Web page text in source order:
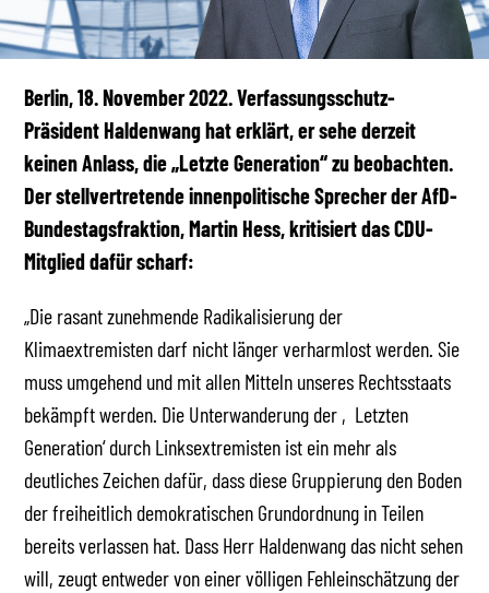
Berlin, 18. November 2022.Verfassungsschutz-
Präsident Haldenwang hat erklärt, er sehe derzeit
keinen Anlass, die „Letzte Generation“ zu beobachten.
Der stellvertretende innenpolitische Sprecher der AfD-
Bundestagsfraktion, Martin Hess, kritisiert das CDU-
Mitglied dafür scharf:
„Die rasant zunehmende Radikalisierung der
Klimaextremisten darf nicht länger verharmlost werden. Sie
muss umgehend und mit allen Mitteln unseres Rechtsstaats
bekämpft werden. Die Unterwanderung der ‚Letzten
Generation‘ durch Linksextremisten ist ein mehr als
deutliches Zeichen dafür, dass diese Gruppierung den Boden
der freiheitlich demokratischen Grundordnung in Teilen
bereits verlassen hat. Dass Herr Haldenwang das nicht sehen
will, zeugt entweder von einer völligen Fehleinschätzung der